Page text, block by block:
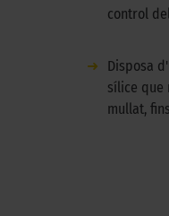
control
➜
Disposa
sílice que
mullat,